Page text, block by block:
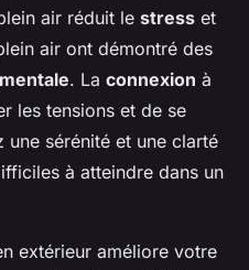
air réduit le stress et
air ont démontré des
. La connexion à
les tensions et de se
une sérénité et une clarté
à atteindre dans un
extérieur améliore votre